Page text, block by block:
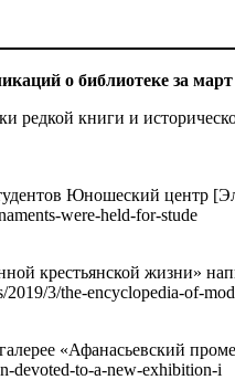
о библиотеке за март
редкой книги и
Юношеский центр
were-held-for-stude
крестьянской жизни»
3/the-encyclopedia-of-
«Афанасьевский
devoted-to-a-new-exhibition-i